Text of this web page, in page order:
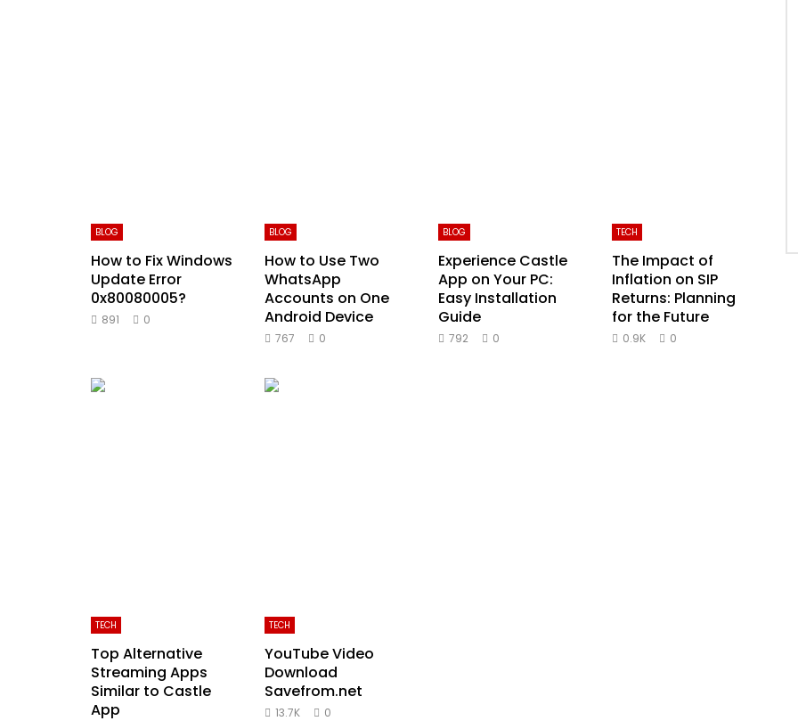
BLOG
How to Fix Windows
Update Error
0x80080005?
891 0
BLOG
How to Use Two
WhatsApp
Accounts on One
Android Device
767 0
BLOG
Experience Castle
App on Your PC:
Easy Installation
Guide
792 0
TECH
The Impact of
Inflation on SIP
Returns: Planning
for the Future
0.9K 0
TECH
Top Alternative
Streaming Apps
Similar to Castle
App
TECH
YouTube Video
Download
Savefrom.net
13.7K 0